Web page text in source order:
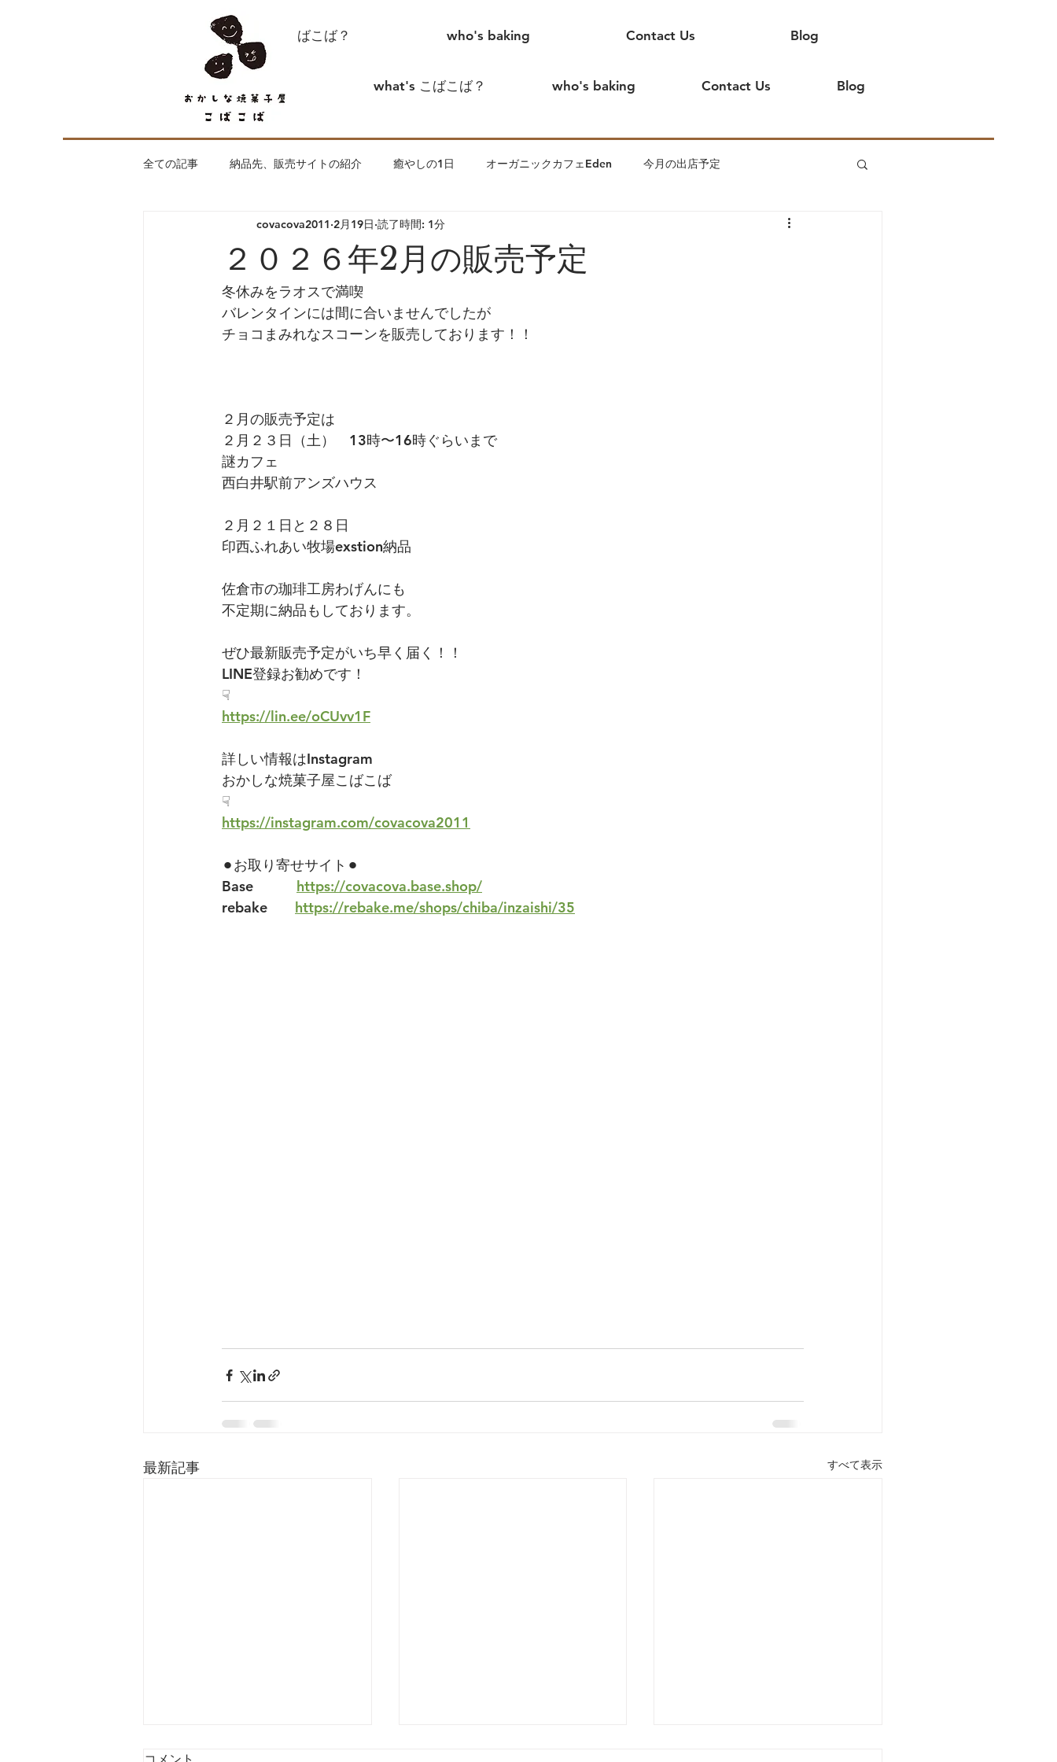
what's こばこば？ who's baking Contact Us Blog
全ての記事 納品先、販売サイトの紹介 癒やしの1日 オーガニックカフェEden 今月の出店予定
全く焼菓子が関係ない話 はじめまして、こばこばです。
出店、納品のご依頼お待ちしております。
２０２６年2月の販売予定
covacova2011 2月19日 読了時間: 1分
冬休みをラオスで満喫
バレンタインには間に合いませんでしたが
チョコまみれなスコーンを販売しております！！
２月の販売予定は
２月２３日（土）　13時〜16時ぐらいまで
謎カフェ
西白井駅前アンズハウス
２月２１日と２８日
印西ふれあい牧場exstion納品
佐倉市の珈琲工房わげんにも
不定期に納品もしております。
ぜひ最新販売予定がいち早く届く！！
LINE登録お勧めです！
☟
https://lin.ee/oCUvv1F
詳しい情報はInstagram
おかしな焼菓子屋こばこば
☟
https://instagram.com/covacova2011
⚫︎お取り寄せサイト⚫︎
Base https://covacova.base.shop/
rebake https://rebake.me/shops/chiba/inzaishi/35
最新記事 すべて表示
コメント
what's こばこば？ who's baking Contact Us Blog